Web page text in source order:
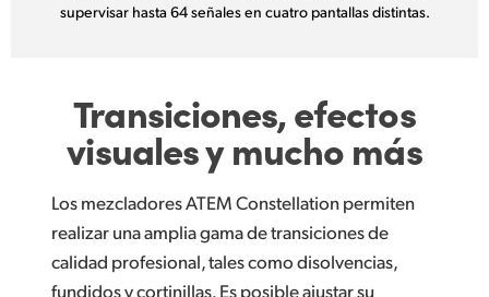
supervisar hasta 64 señales en cuatro pantallas distintas.
Transiciones, efectos
visuales y mucho más
Los mezcladores ATEM Constellation permiten
realizar una amplia gama de transiciones de
calidad profesional, tales como disolvencias,
fundidos y cortinillas. Es posible ajustar su